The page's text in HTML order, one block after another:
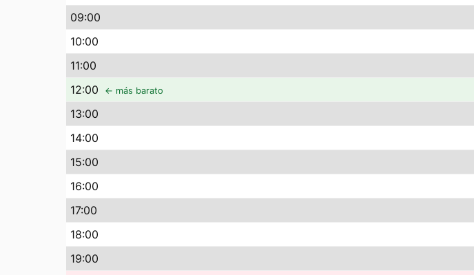
09:00
10:00
11:00
12:00 ← más barato
13:00
14:00
15:00
16:00
17:00
18:00
19:00